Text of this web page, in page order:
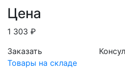
Цена
1 303 ₽
Заказать
Товары на складе